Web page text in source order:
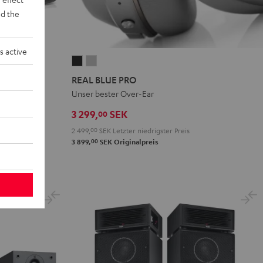
BLUE
PRO
Black
BLUE
PRO
Gray
REAL BLUE PRO
Unser bester Over-Ear
3 299,00 SEK
2 499, 00 SEK Letzter niedrigster Preis
3 899,00 SEK Originalpreis
the
active